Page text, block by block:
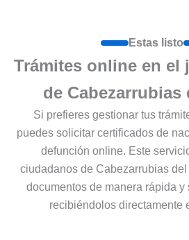
Estas listo
Trámites online en el
de Cabezarrubias
Si prefieres gestionar tus
puedes solicitar certificados de
defunción online. Este
ciudadanos de Cabezarrubias
documentos de manera rápida
recibiéndolos directamente